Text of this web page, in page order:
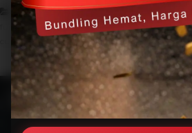
Artikel alat pengukur cuaca,alat
fungsi barometer,fungsi higrometer,fungsi
cuaca
pengukuran kualitas udara ukur cuaca